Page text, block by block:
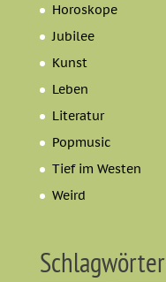
Horoskope
Jubilee
Kunst
Leben
Literatur
Popmusic
Tief im Westen
Weird
Schlagwörter